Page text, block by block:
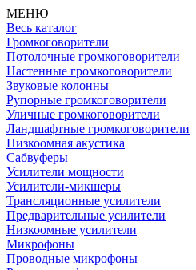
МЕНЮ
Весь каталог
Громкоговорители
Потолочные громкоговорители
Настенные громкоговорители
Звуковые колонны
Рупорные громкоговорители
Уличные громкоговорители
Ландшафтные громкоговорители
Низкоомная акустика
Сабвуферы
Усилители мощности
Усилители-микшеры
Трансляционные усилители
Предварительные усилители
Низкоомные усилители
Микрофоны
Проводные микрофоны